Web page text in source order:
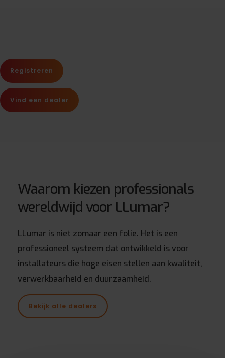
Registreren
Vind een dealer
Waarom kiezen professionals
wereldwijd voor LLumar?
LLumar is niet zomaar een folie. Het is een
professioneel systeem dat ontwikkeld is voor
installateurs die hoge eisen stellen aan kwaliteit,
verwerkbaarheid en duurzaamheid.
Bekijk alle dealers